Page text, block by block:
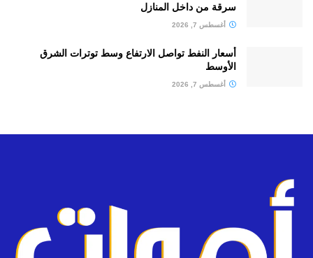
سرقة من داخل المنازل
أغسطس 7, 2026
أسعار النفط تواصل الارتفاع وسط توترات الشرق
الأوسط
أغسطس 7, 2026